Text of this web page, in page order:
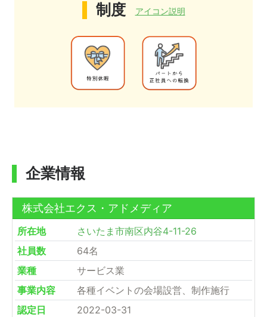
制度 アイコン説明
企業情報
株式会社エクス・アドメディア
所在地
さいたま市南区内谷4-11-26
社員数
64名
業種
サービス業
事業内容
各種イベントの会場設営、制作施行
認定日
2022-03-31